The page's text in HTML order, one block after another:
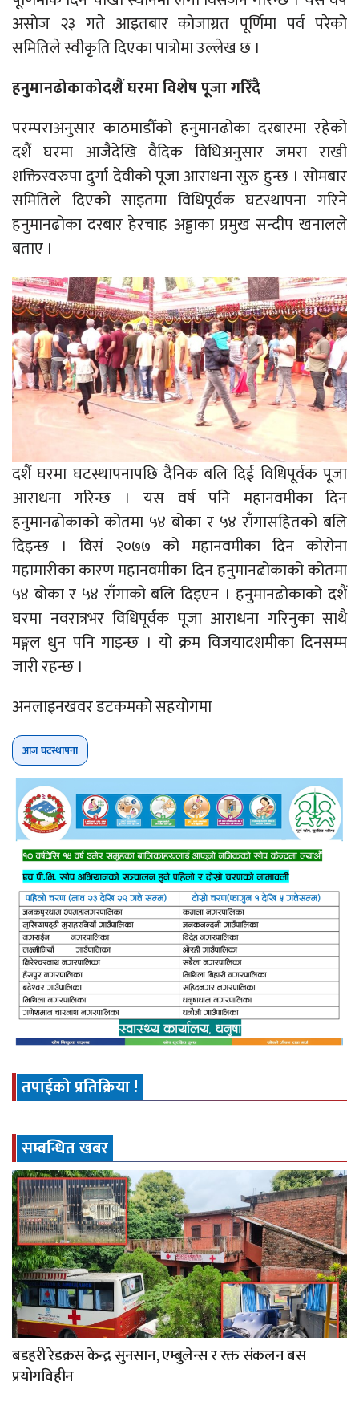
असोज २३ गते आइतबार कोजाग्रत पूर्णिमा पर्व परेको
समितिले स्वीकृति दिएका पात्रोमा उल्लेख छ ।
हनुमानढोकाकोदशैं घरमा विशेष पूजा गरिँदै
परम्पराअनुसार काठमाडौँको हनुमानढोका दरबारमा रहेको
दशैं घरमा आजैदेखि वैदिक विधिअनुसार जमरा राखी
शक्तिस्वरुपा दुर्गा देवीको पूजा आराधना सुरु हुन्छ । सोमबार
समितिले दिएको साइतमा विधिपूर्वक घटस्थापना गरिने
हनुमानढोका दरबार हेरचाह अड्डाका प्रमुख सन्दीप खनालले
बताए ।
दशैं घरमा घटस्थापनापछि दैनिक बलि दिई विधिपूर्वक पूजा
आराधना गरिन्छ । यस वर्ष पनि महानवमीका दिन
हनुमानढोकाको कोतमा ५४ बोका र ५४ राँगासहितको बलि
दिइन्छ । विसं २०७७ को महानवमीका दिन कोरोना
महामारीका कारण महानवमीका दिन हनुमानढोकाको कोतमा
५४ बोका र ५४ राँगाको बलि दिइएन । हनुमानढोकाको दशैं
घरमा नवरात्रभर विधिपूर्वक पूजा आराधना गरिनुका साथै
मङ्गल धुन पनि गाइन्छ । यो क्रम विजयादशमीका दिनसम्म
जारी रहन्छ ।
अनलाइनखवर डटकमको सहयोगमा
आज घटस्थापना
तपाईको प्रतिक्रिया !
सम्बन्धित खबर
बडहरी रेडक्रस केन्द्र सुनसान, एम्बुलेन्स र रक्त संकलन बस
प्रयोगविहीन